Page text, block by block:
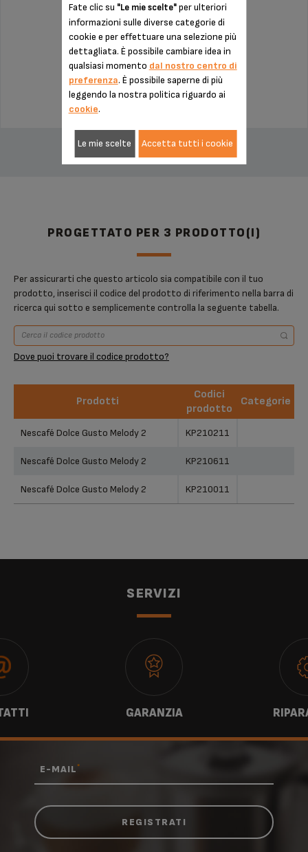
Occorre pulirlo regolarmente
Scorte disponibili
4,10 €
AGGIUNGI AL CARRELLO
PROGETTATO PER 3 PRODOTTO(I)
Per assicurarti che questo articolo sia compatibile con il tuo
prodotto, inserisci il codice del prodotto di riferimento nella barra di
ricerca qui sotto e semplicemente controlla la seguente tabella.
Dove puoi trovare il codice prodotto?
Prodotti
Codici
prodotto
Categorie
prodotto
Nescafé Dolce Gusto Melody 2 KP210211
Nescafé Dolce Gusto Melody 2 KP210611
Nescafé Dolce Gusto Melody 2 KP210011
SERVIZI
GARANZIA
E-MAIL*
Fate clic su "Le mie scelte"per ulteriori
informazioni sulle diverse categorie di
cookie e per effettuare una selezione più
dettagliata. È possibile cambiare idea in
qualsiasi momento dal nostro centro di
preferenza. È possibile saperne di più
leggendo la nostra politica riguardo ai
cookie.
Le mie scelte Accetta tutti i cookie